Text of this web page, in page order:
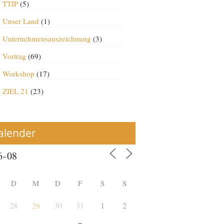
TTIP(5)
Unser Land (1)
Unternehmensauszeichnung (3)
Vortrag (69)
Workshop (17)
ZIEL 21 (23)
D M D F S S
28 29 30 31 1 2